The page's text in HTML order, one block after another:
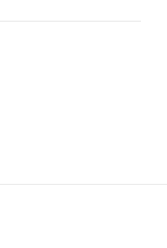
스 등 네이버 외의
으니 아래의 내용